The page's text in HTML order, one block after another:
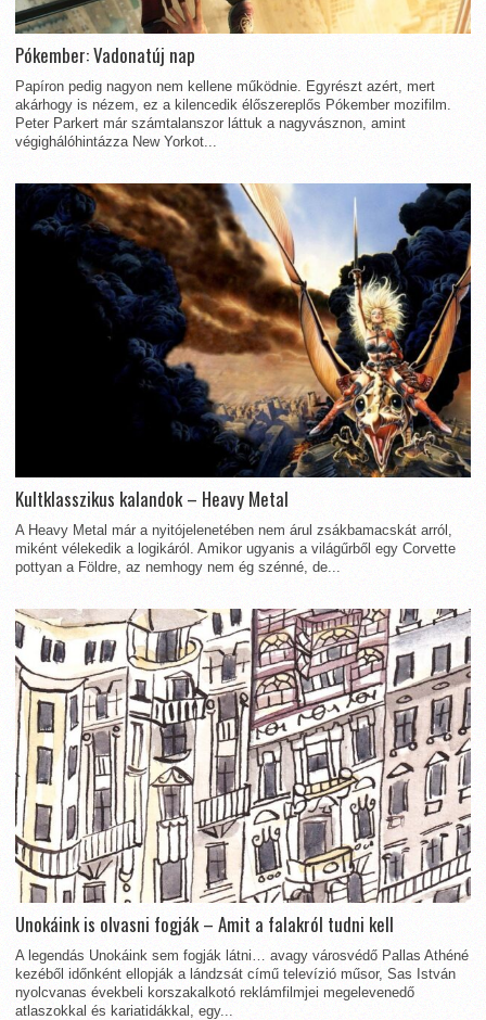
Pókember: Vadonatúj nap
Papíron pedig nagyon nem kellene működnie. Egyrészt azért, mert
akárhogy is nézem, ez a kilencedik élőszereplős Pókember mozifilm.
Peter Parkert már számtalanszor láttuk a nagyvásznon, amint
végighálóhintázza New Yorkot...
Kultklasszikus kalandok – Heavy Metal
A Heavy Metal már a nyitójelenetében nem árul zsákbamacskát arról,
miként vélekedik a logikáról. Amikor ugyanis a világűrből egy Corvette
pottyan a Földre, az nemhogy nem ég szénné, de...
Unokáink is olvasni fogják – Amit a falakról tudni kell
A legendás Unokáink sem fogják látni… avagy városvédő Pallas Athéné
kezéből időnként ellopják a lándzsát című televízió műsor, Sas István
nyolcvanas évekbeli korszakalkotó reklámfilmjei megelevenedő
atlaszokkal és kariatidákkal, egy...